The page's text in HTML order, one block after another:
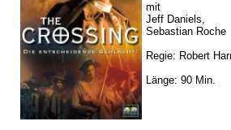
mit
Jeff Daniels,
Sebastian Roche
Regie: Robert
Länge: 90 Min.